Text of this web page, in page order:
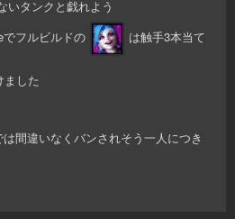
いタンクと戯れよう
フルビルドの
は触手3本当て
ました
間違いなくバンされそう一人につき